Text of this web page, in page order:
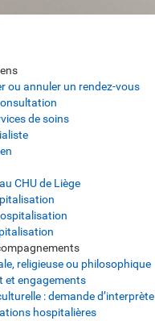
ou annuler un rendez-vous
de soins
CHU de Liège
religieuse ou philosophique
et engagements
: demande d’interprète
hospitalières